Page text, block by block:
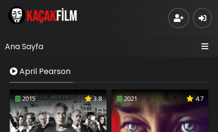
Ana Sayfa
April Pearson
2015 3.8 2021 4.7